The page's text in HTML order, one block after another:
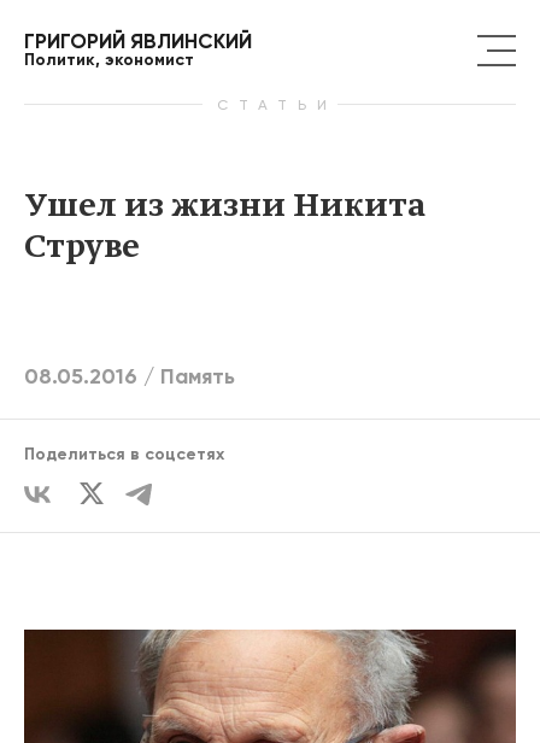
ГРИГОРИЙ ЯВЛИНСКИЙ
Политик, экономист
СТАТЬИ
Ушел из жизни Никита
Струве
08.05.2016 / Память
Поделиться в соцсетях